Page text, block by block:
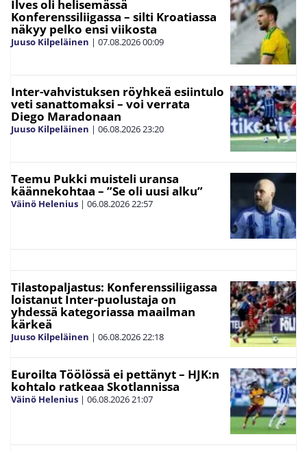
Ilves oli helisemässä
Konferenssiliigassa – silti Kroatiassa
näkyy pelko ensi viikosta
Juuso Kilpeläinen | 07.08.202600:09
Inter-vahvistuksen röyhkeä esiintulo
veti sanattomaksi – voi verrata
Diego Maradonaan
Juuso Kilpeläinen | 06.08.2026 23:20
Teemu Pukki muisteli uransa
käännekohtaa – ”Se oli uusi alku”
Väinö Helenius | 06.08.2026 22:57
Tilastopaljastus: Konferenssiliigassa
loistanut Inter-puolustaja on
yhdessä kategoriassa maailman
kärkeä
Juuso Kilpeläinen | 06.08.2026 22:18
Euroilta Töölössä ei pettänyt – HJK:n
kohtalo ratkeaa Skotlannissa
Väinö Helenius | 06.08.2026 21:07